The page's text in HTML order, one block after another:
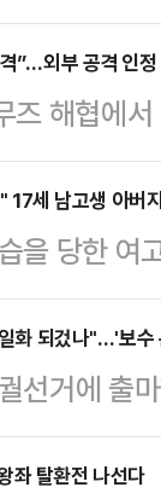
의 답변을
일(현지
위 ‘대표
다. 완전
리 종전 양
통신이 이
”…외부 공격 인정
해협에
의 타격에
한 입장을
타격한 비
에 대해서
부는 10일
표했다.박
17세 남고생 아버
을 당한 여
상황을
분쯤 광
음에는
움직였
화 되겄나"…'보수
선거에 출
뜨겁게
일화 가능
좌 탈환전 나선다